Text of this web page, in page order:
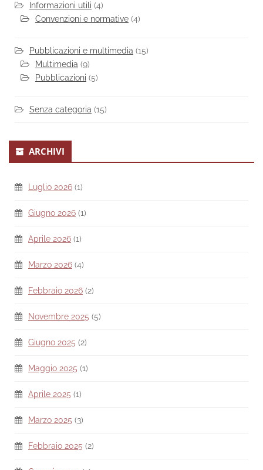
Informazioni utili (4)
Convenzioni e normative (4)
Pubblicazioni e multimedia (15)
Multimedia (9)
Pubblicazioni (5)
Senza categoria (15)
ARCHIVI
Luglio 2026 (1)
Giugno 2026 (1)
Aprile 2026 (1)
Marzo 2026 (4)
Febbraio 2026 (2)
Novembre 2025 (5)
Giugno 2025 (2)
Maggio 2025 (1)
Aprile 2025 (1)
Marzo 2025 (3)
Febbraio 2025 (2)